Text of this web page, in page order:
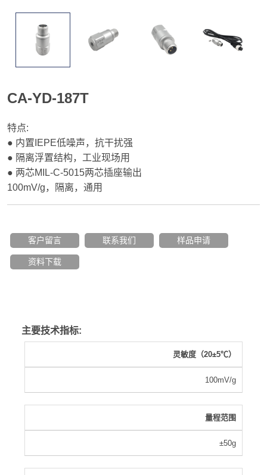
CA-YD-187T
特点:
● 内置IEPE低噪声，抗干扰强
● 隔离浮置结构，工业现场用
● 两芯MIL-C-5015两芯插座输出
100mV/g，隔离，通用
客户留言 联系我们 样品申请
资料下载
主要技术指标:
灵敏度（20±5℃）
100mV/g
量程范围
±50g